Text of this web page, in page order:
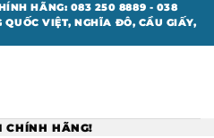
HÃNG: 083 250 8889 - 038
VIỆT, NGHĨA ĐÔ, CẦU GIẤY,
CHÍNH HÃNG!